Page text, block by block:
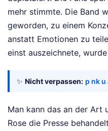
mehr stimmte. Die Band
geworden, zu einem
anstatt Emotionen zu
einst auszeichnete,
✨ Nicht verpassen: p nk u
Man kann das an der Art
Rose die Presse